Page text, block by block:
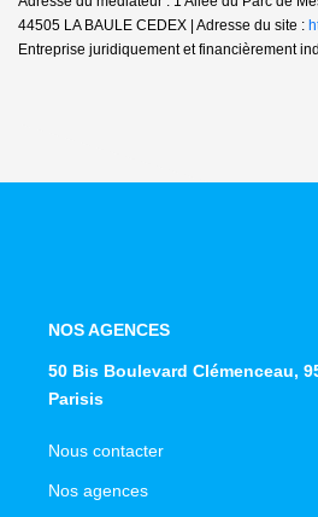
44505 LA BAULE CEDEX | Adresse du site :
Entreprise juridiquement et financièrement
NOS AGENCES
50 Bis Boulevard Clémenceau,
Parisis
Nous contacter
Nos agences